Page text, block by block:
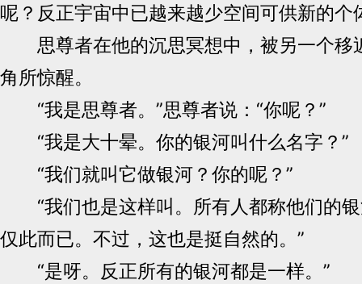
呢？反正宇宙中已越来越少空间可供新的个
思尊者在他的沉思冥想中，被另一个移
角所惊醒。
“我是思尊者。”思尊者说：“你呢？”
“我是大十晕。你的银河叫什么名字？”
“我们就叫它做银河？你的呢？”
“我们也是这样叫。所有人都称他们的银
仅此而已。不过，这也是挺自然的。”
“是呀。反正所有的银河都是一样。”